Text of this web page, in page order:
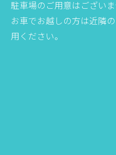
駐車場のご用意はございま
お車でお越しの方は近隣
用ください。